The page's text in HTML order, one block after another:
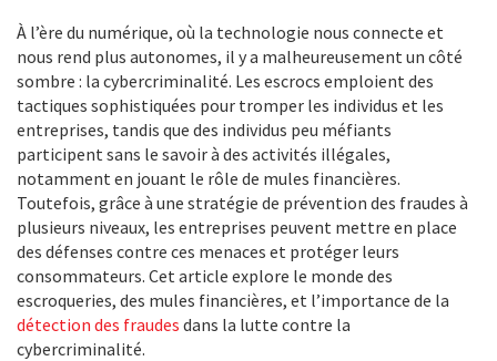
À l’ère du numérique, où la technologie nous connecte et
nous rend plus autonomes, il y a malheureusement un côté
sombre : la cybercriminalité. Les escrocs emploient des
tactiques sophistiquées pour tromper les individus et les
entreprises, tandis que des individus peu méfiants
participent sans le savoir à des activités illégales,
notamment en jouant le rôle de mules financières.
Toutefois, grâce à une stratégie de prévention des fraudes à
plusieurs niveaux, les entreprises peuvent mettre en place
des défenses contre ces menaces et protéger leurs
consommateurs. Cet article explore le monde des
escroqueries, des mules financières, et l’importance de la
détection des fraudes dans la lutte contre la
cybercriminalité.